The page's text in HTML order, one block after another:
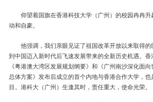
仰望着国旗在香港科技大学（广州）的校园冉冉
动和自豪。
他强调，我们亲眼见证了祖国改革开放以来取得
到中国迈入新时代后飞速发展带来的全新历史机遇。
《粤港澳大湾区发展规划纲要》和《广州南沙深化面
总体方案》发布后成立的首个内地与香港合作大学，
目。港科大（广州）生逢其时，责任重大，使命光荣。